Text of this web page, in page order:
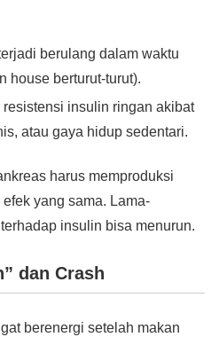
berulang dalam waktu
house berturut-turut).
insulin ringan akibat
atau gaya hidup sedentari.
harus memproduksi
yang sama. Lama-
insulin bisa menurun.
dan Crash
berenergi setelah makan